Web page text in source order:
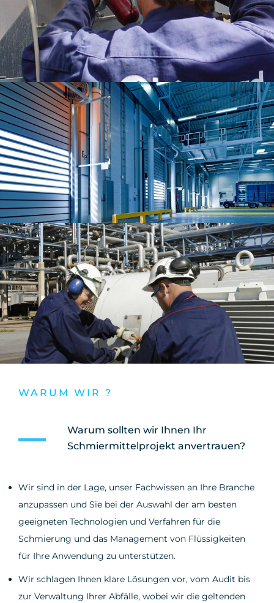
WARUM WIR ?
Warum sollten wir Ihnen Ihr
Schmiermittelprojekt anvertrauen?
Wir sind in der Lage, unser Fachwissen an Ihre Branche
anzupassen und Sie bei der Auswahl der am besten
geeigneten Technologien und Verfahren für die
Schmierung und das Management von Flüssigkeiten
für Ihre Anwendung zu unterstützen.
Wir schlagen Ihnen klare Lösungen vor, vom Audit bis
zur Verwaltung Ihrer Abfälle, wobei wir die geltenden